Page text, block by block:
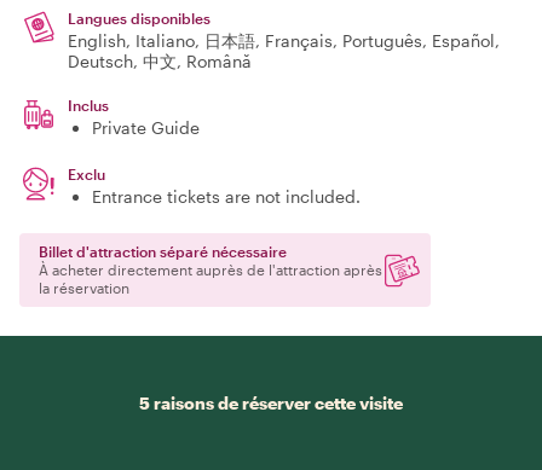
Langues disponibles
English, Italiano, 日本語, Français, Português, Español,
Deutsch, 中文, Română
Inclus
Private Guide
Exclu
Entrance tickets are not included.
Billet d'attraction séparé nécessaire
À acheter directement auprès de l'attraction après
la réservation
5 raisons de réserver cette visite